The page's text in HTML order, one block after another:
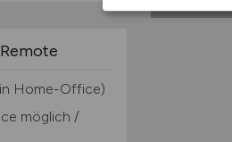
Home-Office)
möglich /